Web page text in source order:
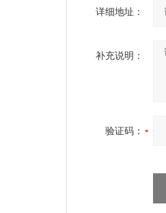
详细地址：
补充说明：
验证码：